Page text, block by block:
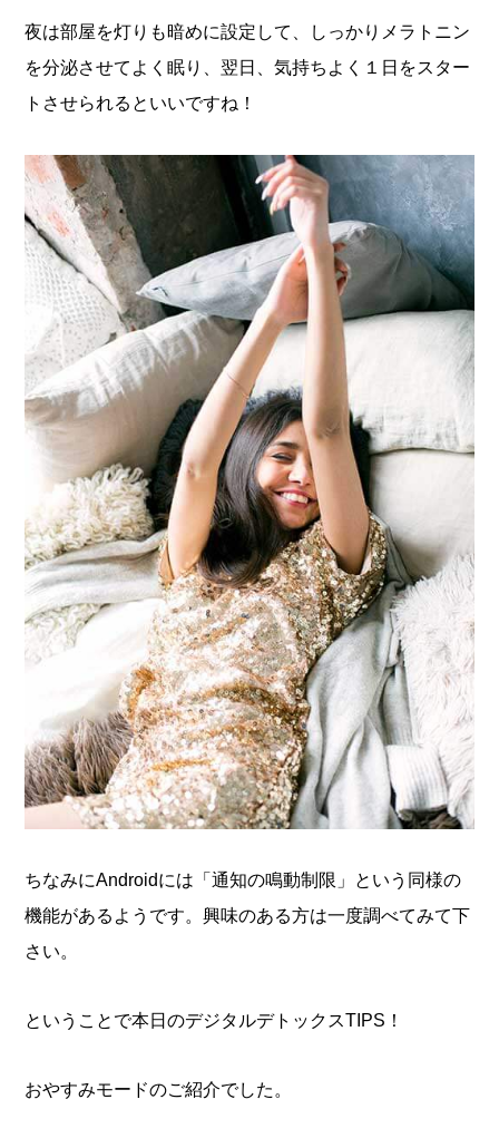
夜は部屋を灯りも暗めに設定して、しっかりメラトニン
を分泌させてよく眠り、翌日、気持ちよく１日をスター
トさせられるといいですね！
ちなみにAndroidには「通知の鳴動制限」という同様の
機能があるようです。興味のある方は一度調べてみて下
さい。
ということで本日のデジタルデトックスTIPS！
おやすみモードのご紹介でした。